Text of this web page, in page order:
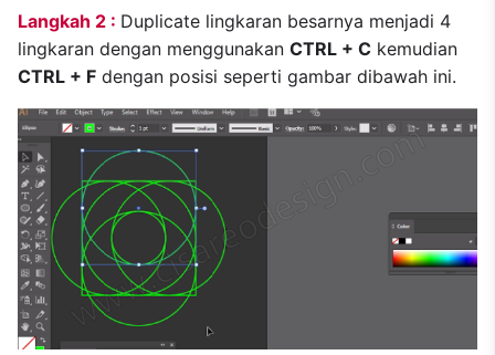
Langkah 2 : Duplicate lingkaran besarnya menjadi 4
lingkaran dengan menggunakan CTRL + C kemudian
CTRL + F dengan posisi seperti gambar dibawah ini.